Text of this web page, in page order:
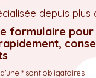
depuis plus
formulaire
* sont obligatoires